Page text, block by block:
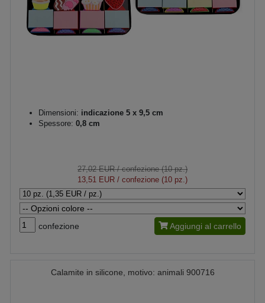
Dimensioni: indicazione 5 x 9,5 cm
Spessore: 0,8 cm
27,02 EUR/ confezione (10 pz.)
13,51 EUR / confezione (10 pz.)
confezione Aggiungi al carrello
Calamite in silicone, motivo: animali 900716